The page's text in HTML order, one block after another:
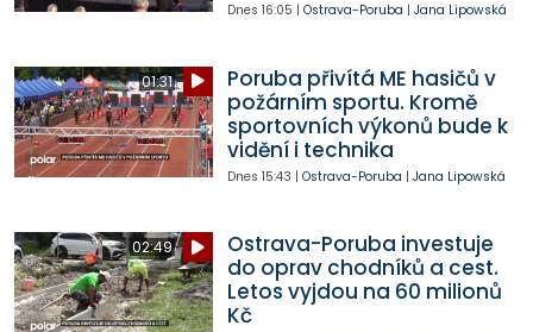
Dnes 16:05 | Ostrava-Poruba | Jana Lipowská
01:31
Poruba přivítá ME hasičů v
požárním sportu. Kromě
sportovních výkonů bude k
vidění i technika
Dnes 15:43 | Ostrava-Poruba | Jana Lipowská
02:49
Ostrava-Poruba investuje
do oprav chodníků a cest.
Letos vyjdou na 60 milionů
Kč